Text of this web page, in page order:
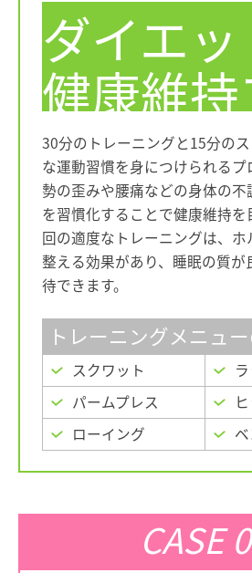
ダイエッ
健康維
30分のトレーニングと15分の
な運動習慣を身につけられるプ
勢の歪みや腰痛などの身体の
を習慣化することで健康維持を
回の適度なトレーニングは、
整える効果があり、睡眠の質が
待できます。
トレーニングメニュ
スクワット
パームプレス
ローイング
CASE